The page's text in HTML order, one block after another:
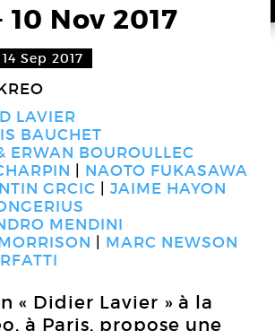
10 Nov 2017
Sep 2017
LAVIER
BAUCHET
ERWAN BOUROULLEC
NAOTO FUKASAWA
GRCIC
JAIME HAYON
MENDINI
MARC NEWSON
« Didier Lavier » à la
à Paris, propose une